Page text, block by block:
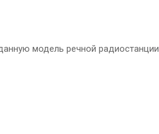
модель речной радиостанции